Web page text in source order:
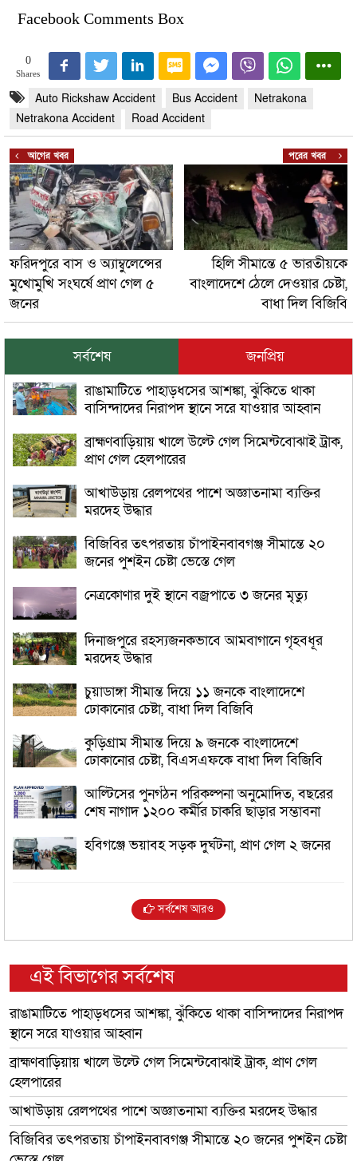
Facebook Comments Box
0
Shares
Auto Rickshaw Accident Bus Accident
Netrakona
Netrakona Accident
Road Accident
আগের খবর
ফরিদপুরে বাস ও অ্যাম্বুলেন্সের
মুখোমুখি সংঘর্ষে প্রাণ গেল ৫
জনের
পরের খবর
হিলি সীমান্তে ৫ ভারতীয়কে
বাংলাদেশে ঠেলে দেওয়ার চেষ্টা,
বাধা দিল বিজিবি
সর্বশেষ
জনপ্রিয়
রাঙামাটিতে পাহাড়ধসের আশঙ্কা, ঝুঁকিতে থাকা
বাসিন্দাদের নিরাপদ স্থানে সরে যাওয়ার আহ্বান
ব্রাহ্মণবাড়িয়ায় খালে উল্টে গেল সিমেন্টবোঝাই ট্রাক,
প্রাণ গেল হেলপারের
আখাউড়ায় রেলপথের পাশে অজ্ঞাতনামা ব্যক্তির
মরদেহ উদ্ধার
বিজিবির তৎপরতায় চাঁপাইনবাবগঞ্জ সীমান্তে ২০
জনের পুশইন চেষ্টা ভেস্তে গেল
নেত্রকোণার দুই স্থানে বজ্রপাতে ৩ জনের মৃত্যু
দিনাজপুরে রহস্যজনকভাবে আমবাগানে গৃহবধূর
মরদেহ উদ্ধার
চুয়াডাঙ্গা সীমান্ত দিয়ে ১১ জনকে বাংলাদেশে
ঢোকানোর চেষ্টা, বাধা দিল বিজিবি
কুড়িগ্রাম সীমান্ত দিয়ে ৯ জনকে বাংলাদেশে
ঢোকানোর চেষ্টা, বিএসএফকে বাধা দিল বিজিবি
আল্টিসের পুনর্গঠন পরিকল্পনা অনুমোদিত, বছরের
শেষ নাগাদ ১২০০ কর্মীর চাকরি ছাড়ার সম্ভাবনা
হবিগঞ্জে ভয়াবহ সড়ক দুর্ঘটনা, প্রাণ গেল ২ জনের
সর্বশেষ আরও
এই বিভাগের সর্বশেষ
রাঙামাটিতে পাহাড়ধসের আশঙ্কা, ঝুঁকিতে থাকা বাসিন্দাদের নিরাপদ
স্থানে সরে যাওয়ার আহ্বান
ব্রাহ্মণবাড়িয়ায় খালে উল্টে গেল সিমেন্টবোঝাই ট্রাক, প্রাণ গেল
হেলপারের
আখাউড়ায় রেলপথের পাশে অজ্ঞাতনামা ব্যক্তির মরদেহ উদ্ধার
বিজিবির তৎপরতায় চাঁপাইনবাবগঞ্জ সীমান্তে ২০ জনের পুশইন চেষ্টা